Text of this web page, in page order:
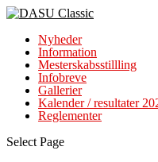
Nyheder
Information
Mesterskabsstillling
Infobreve
Gallerier
Kalender / resultater
Reglementer
Select Page